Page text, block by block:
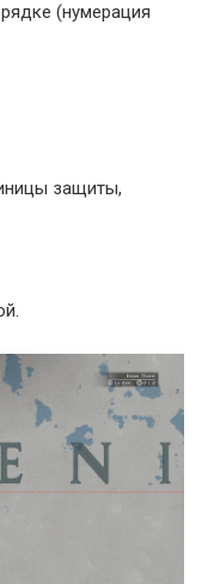
(нумерация
защиты,